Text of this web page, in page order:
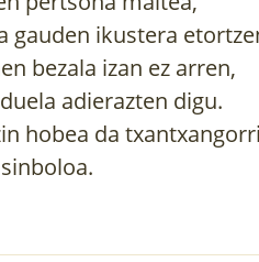
gauden ikustera
bezala izan ez arren,
adierazten digu.
hobea da